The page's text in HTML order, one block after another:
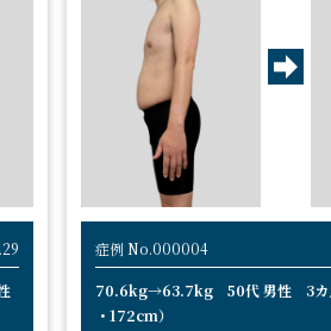
症例 No.000004
70.6kg→63.7kg 50代 男性 3カ
・172cm）